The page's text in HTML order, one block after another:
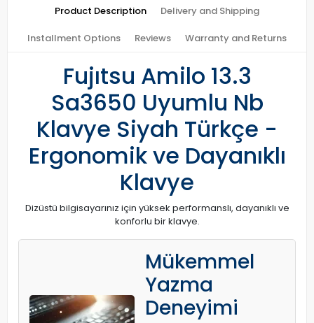
Product Description Delivery and Shipping
Installment Options Reviews Warranty and Returns
Fujıtsu Amilo 13.3
Sa3650 Uyumlu Nb
Klavye Siyah Türkçe -
Ergonomik ve Dayanıklı
Klavye
Dizüstü bilgisayarınız için yüksek performanslı, dayanıklı ve
konforlu bir klavye.
Mükemmel
Yazma
Deneyimi